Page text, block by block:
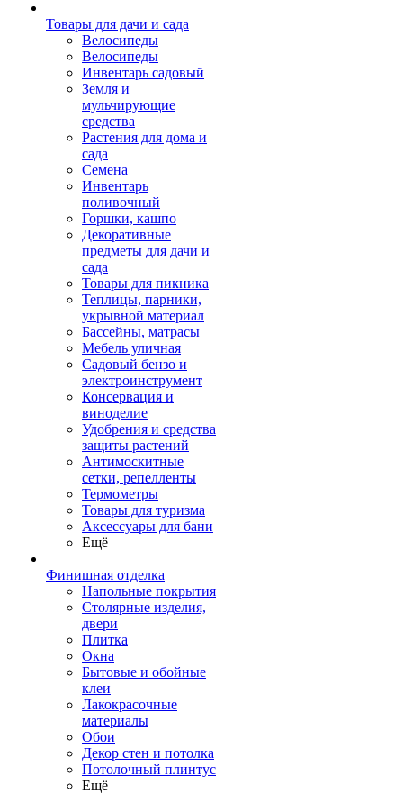
Товары для дачи и сада
Велосипеды
Велосипеды
Инвентарь садовый
Земля и
мульчирующие
средства
Растения для дома и
сада
Семена
Инвентарь
поливочный
Горшки, кашпо
Декоративные
предметы для дачи и
сада
Товары для пикника
Теплицы, парники,
укрывной материал
Бассейны, матрасы
Мебель уличная
Садовый бензо и
электроинструмент
Консервация и
виноделие
Удобрения и средства
защиты растений
Антимоскитные
сетки, репелленты
Термометры
Товары для туризма
Аксессуары для бани
Ещё
Финишная отделка
Напольные покрытия
Столярные изделия,
двери
Плитка
Окна
Бытовые и обойные
клеи
Лакокрасочные
материалы
Обои
Декор стен и потолка
Потолочный плинтус
Ещё